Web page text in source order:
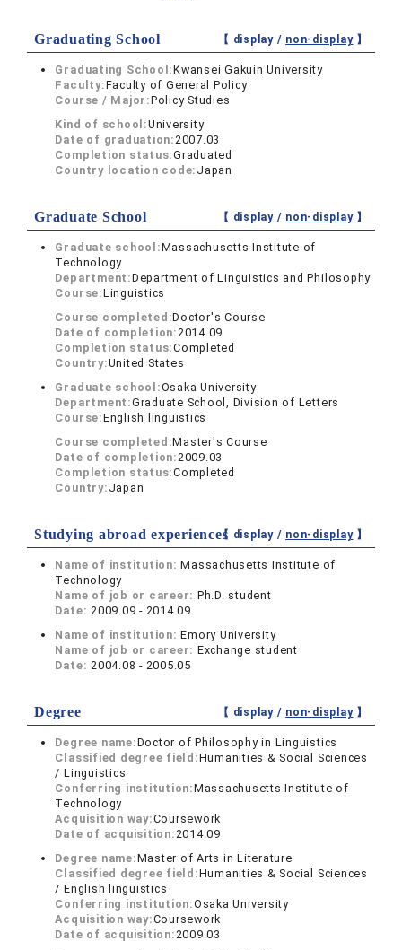
Graduating School 【 display / non-display】
Graduating School:Kwansei Gakuin University
Faculty:Faculty of General Policy
Course / Major:Policy Studies
Kind of school:University
Date of graduation: 2007.03
Completion status:Graduated
Country location code: Japan
Graduate School 【 display / non-display】
Graduate school:Massachusetts Institute of
Technology
Department:Department of Linguistics and Philosophy
Course:Linguistics
Course completed:Doctor's Course
Date of completion: 2014.09
Completion status:Completed
Country:United States
Graduate school:Osaka University
Department:Graduate School, Division of Letters
Course:English linguistics
Course completed:Master's Course
Date of completion: 2009.03
Completion status:Completed
Country: Japan
Studying abroad experiences【 display / non-display】
Name of institution:Massachusetts Institute of
Technology
Name of job or career: Ph.D. student
Date: 2009.09 - 2014.09
Name of institution:Emory University
Name of job or career: Exchange student
Date: 2004.08 - 2005.05
Degree 【 display / non-display】
Degree name:Doctor of Philosophy in Linguistics
Classified degree field:Humanities & Social Sciences
/ Linguistics
Conferring institution:Massachusetts Institute of
Technology
Acquisition way:Coursework
Date of acquisition: 2014.09
Degree name:Master of Arts in Literature
Classified degree field:Humanities & Social Sciences
/ English linguistics
Conferring institution:Osaka University
Acquisition way:Coursework
Date of acquisition: 2009.03